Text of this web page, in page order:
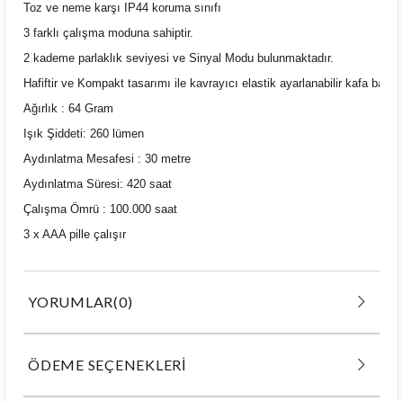
Toz ve neme karşı IP44 koruma sınıfı
3 farklı çalışma moduna sahiptir.
2 kademe parlaklık seviyesi ve Sinyal Modu bulunmaktadır.
Hafiftir ve Kompakt tasarımı ile kavrayıcı elastik ayarlanabilir kafa
Ağırlık : 64 Gram
Işık Şiddeti: 260 lümen
Aydınlatma Mesafesi : 30 metre
Aydınlatma Süresi: 420 saat
Çalışma Ömrü : 100.000 saat
3 x AAA pille çalışır
YORUMLAR(0)
ÖDEME SEÇENEKLERI